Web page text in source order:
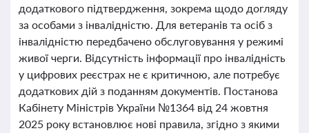
додаткового підтвердження, зокрема щодо догляду
за особами з інвалідністю. Для ветеранів та осіб з
інвалідністю передбачено обслуговування у режимі
живої черги. Відсутність інформації про інвалідність
у цифрових реєстрах не є критичною, але потребує
додаткових дій з поданням документів. Постанова
Кабінету Міністрів України №1364 від 24 жовтня
2025 року встановлює нові правила, згідно з якими